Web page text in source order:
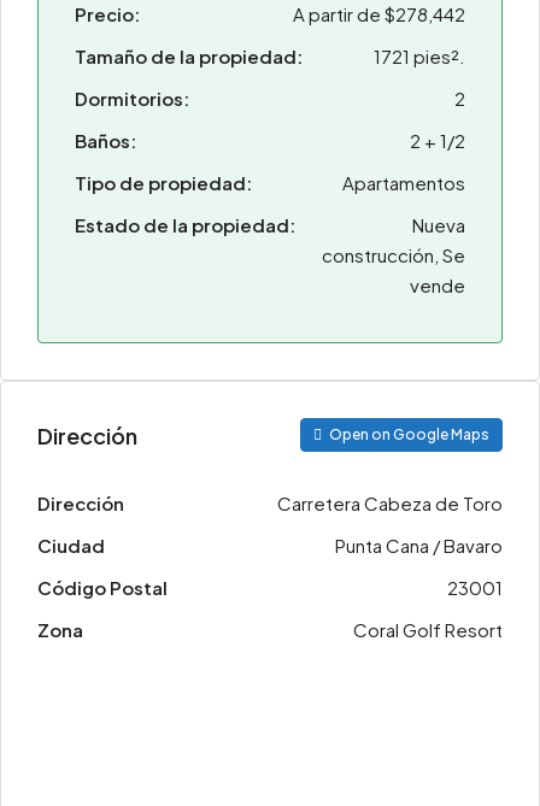
Precio:
A partir de $278,442
Tamaño de la propiedad:
1721 pies².
Dormitorios:
2
Baños:
2 + 1/2
Tipo de propiedad:
Apartamentos
Estado de la propiedad:
Nueva
construcción, Se
vende
Dirección Open on Google Maps
Dirección
Carretera Cabeza de Toro
Ciudad
Punta Cana / Bavaro
Código Postal
23001
Zona
Coral Golf Resort